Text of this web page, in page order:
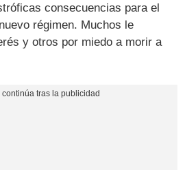
consecuencias para el
régimen. Muchos le
y otros por miedo a morir a